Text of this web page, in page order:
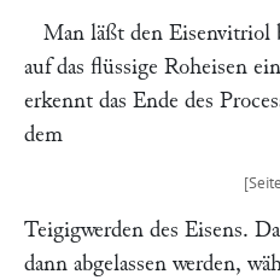
Man läßt den Eisenvitriol
auf das flüssige Roheisen
erkennt das Ende des
dem
Teigigwerden des Eisens.
dann abgelassen werden,